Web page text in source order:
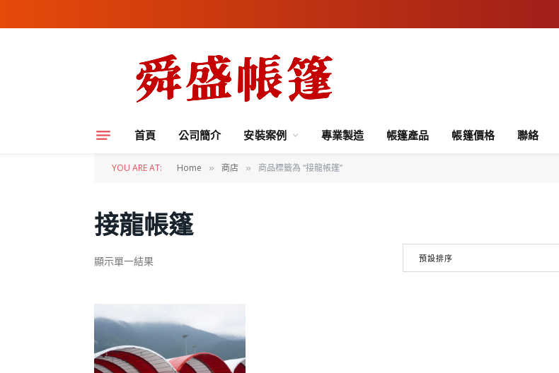
首頁 公司簡介 安裝案例 專業製造 帳篷產品 帳篷價格 聯絡
YOU ARE AT: Home » 商店 » 商品標籤為 “接龍帳篷”
接龍帳篷
顯示單一結果 預設排序